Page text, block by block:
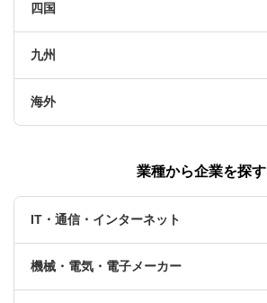
四国
九州
海外
業種から企業を探す
IT・通信・インターネット
機械・電気・電子メーカー